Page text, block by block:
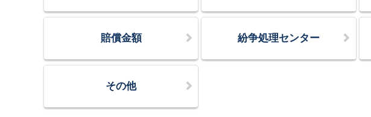
賠償金額 紛争処理センター
その他